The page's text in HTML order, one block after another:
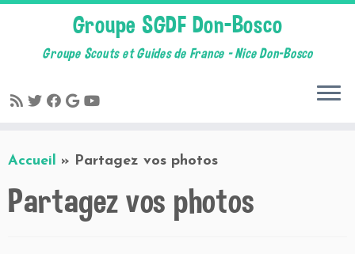
to
content
Groupe SGDF Don-Bosco
Groupe Scouts et Guides de France – Nice Don-Bosco
Accueil » Partagez vos photos
Partagez vos photos